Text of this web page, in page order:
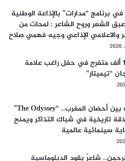
برنامج “مدارات” بالإذاعة الوطنية
الشعر وروح الشاعر : لمحات من
والاعلامي الإذاعي وجيه فهمي صلاح
أكثر من 100 ألف متفرج في حفل راغب علامة
“تيميتار”
بعد تصويره بين أحضان المغرب.. “The Odyssey”
تاريخية في شباك التذاكر ويمنح
سينمائية عالمية
شاعرٌ يقود الدبلوماسية